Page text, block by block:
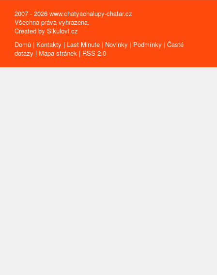
2007 - 2026 www.chatyachalupy-chatar.cz
Všechna práva vyhrazena.
Created by Sikulovi.cz
Domů | Kontakty | Last Minute | Novinky | Podmínky | Časté
dotazy | Mapa stránek | RSS 2.0